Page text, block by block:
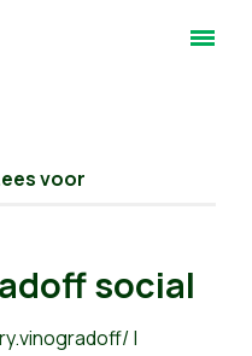
voor
social
|